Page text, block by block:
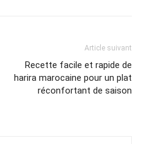
Article suivant
Recette facile et rapide de
harira marocaine pour un plat
réconfortant de saison